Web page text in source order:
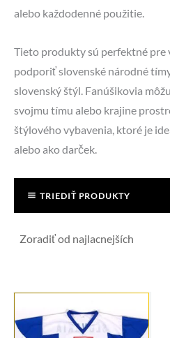
alebo každodenné použitie.
Tieto produkty sú perfektné pre
podporiť slovenské národné
slovenský štýl. Fanúšikovia
svojmu tímu alebo krajine
štýlového vybavenia, ktoré je
alebo ako darček.
TRIEDIŤ PRODUKTY